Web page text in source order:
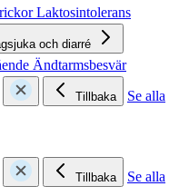
Laktosintolerans
och diarré
Ändtarmsbesvär
Tillbaka
Se alla
Tillbaka
Se alla